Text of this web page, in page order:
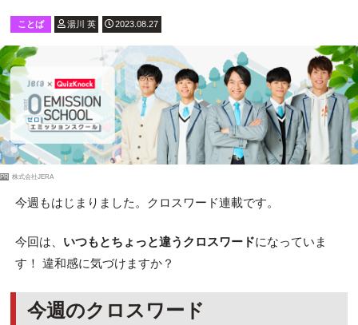
ことば 湯川 英 2023.08.27
PR 株式会社JERA
今週もはじまりました。クロスワード連載です。
今回は、 いつもとちょっと違うクロスワードになっていま
す！ 違和感に気づけますか？
今週のクロスワード